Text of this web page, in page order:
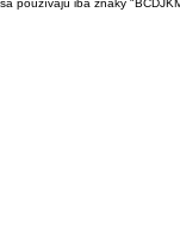
používajú iba znaky